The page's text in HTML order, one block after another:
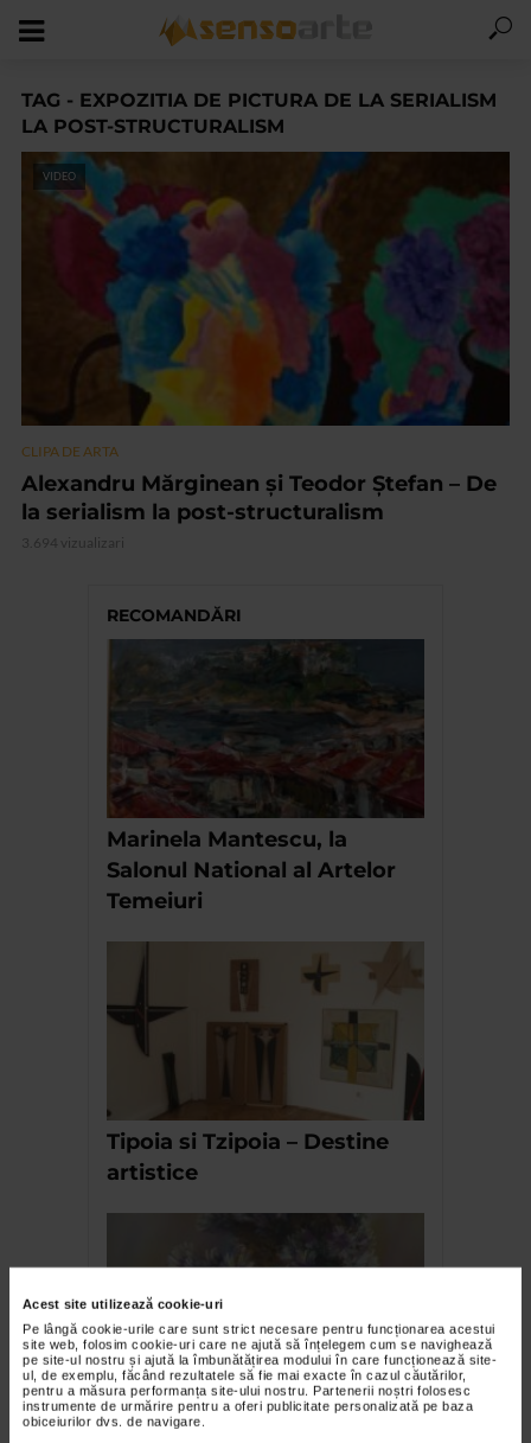
Acest site utilizează cookie-uri
Pe lângă cookie-urile care sunt strict necesare pentru funcționarea acestui
site web, folosim cookie-uri care ne ajută să înțelegem cum se navighează
pe site-ul nostru și ajută la îmbunătățirea modului în care funcționează site-
ul, de exemplu, făcând rezultatele să fie mai exacte în cazul căutărilor,
pentru a măsura performanța site-ului nostru. Partenerii noștri folosesc
instrumente de urmărire pentru a oferi publicitate personalizată pe baza
obiceiurilor dvs. de navigare.
TAG - EXPOZITIA DE PICTURA DE LA SERIALISM
LA POST-STRUCTURALISM
VIDEO
CLIPA DE ARTA
Alexandru Mărginean şi Teodor Ştefan – De
la serialism la post-structuralism
3.694 vizualizari
RECOMANDĂRI
Marinela Mantescu, la
Salonul National al Artelor
Temeiuri
Tipoia si Tzipoia – Destine
artistice
Florian Lucan